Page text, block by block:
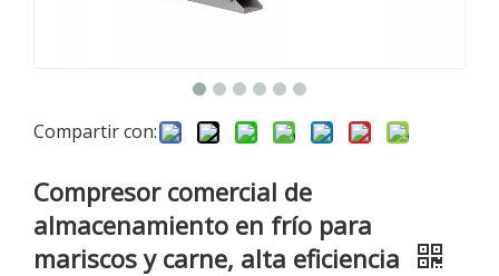
Compartir con:
Compresor comercial de
almacenamiento en frío para
mariscos y carne, alta eficiencia